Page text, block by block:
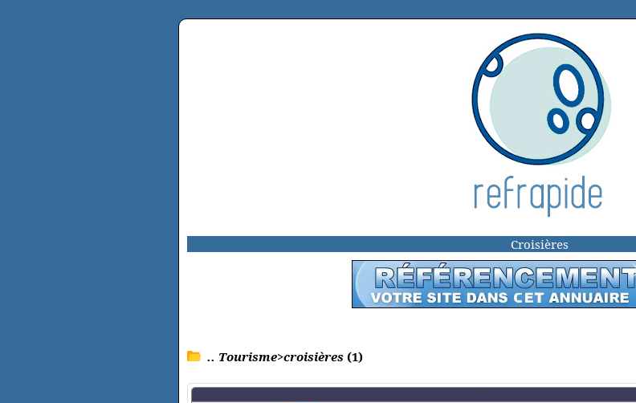
Croisières
.. Tourisme>croisières (1)